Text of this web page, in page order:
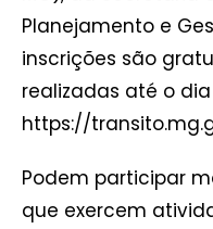
Planejamento e
inscrições são
realizadas até o
https://
Podem participar
que exercem